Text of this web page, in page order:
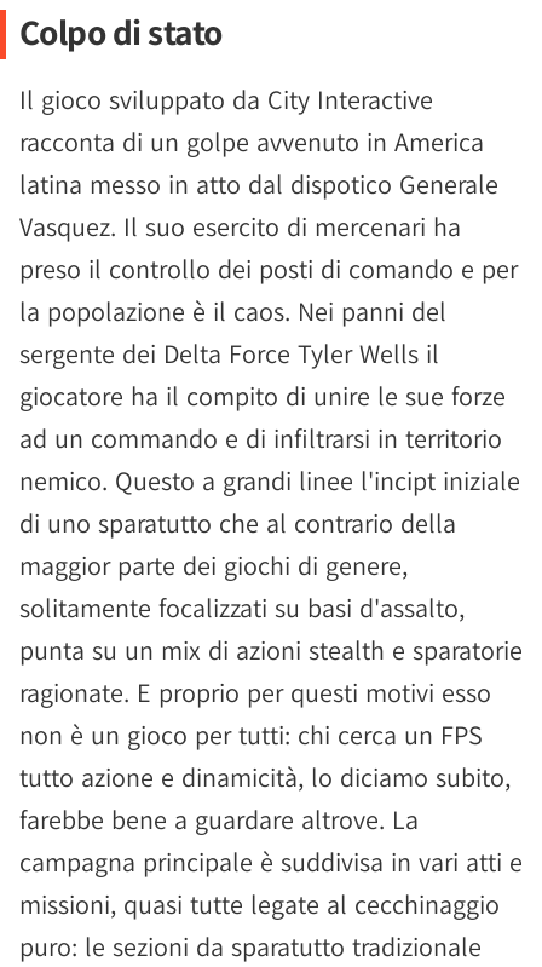
Colpo di stato
Il gioco sviluppato da City Interactive
racconta di un golpe avvenuto in America
latina messo in atto dal dispotico Generale
Vasquez. Il suo esercito di mercenari ha
preso il controllo dei posti di comando e per
la popolazione è il caos. Nei panni del
sergente dei Delta Force Tyler Wells il
giocatore ha il compito di unire le sue forze
ad un commando e di infiltrarsi in territorio
nemico. Questo a grandi linee l'incipt iniziale
di uno sparatutto che al contrario della
maggior parte dei giochi di genere,
solitamente focalizzati su basi d'assalto,
punta su un mix di azioni stealth e sparatorie
ragionate. E proprio per questi motivi esso
non è un gioco per tutti: chi cerca un FPS
tutto azione e dinamicità, lo diciamo subito,
farebbe bene a guardare altrove. La
campagna principale è suddivisa in vari atti e
missioni, quasi tutte legate al cecchinaggio
puro: le sezioni da sparatutto tradizionale